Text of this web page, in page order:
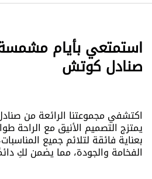
استمتعي بأيام
صنادل كوتش
اكتشفي مجموعتنا الرائعة من
يمتزج التصميم الأنيق مع الراحة
بعناية فائقة لتلائم جميع
الفخامة والجودة، مما يضمن لكِ